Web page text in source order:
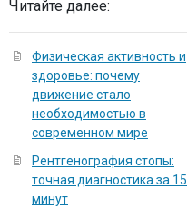
Читайте далее:
Физическая активность и
здоровье: почему
движение стало
необходимостью в
современном мире
Рентгенография стопы:
точная диагностика за 15
минут